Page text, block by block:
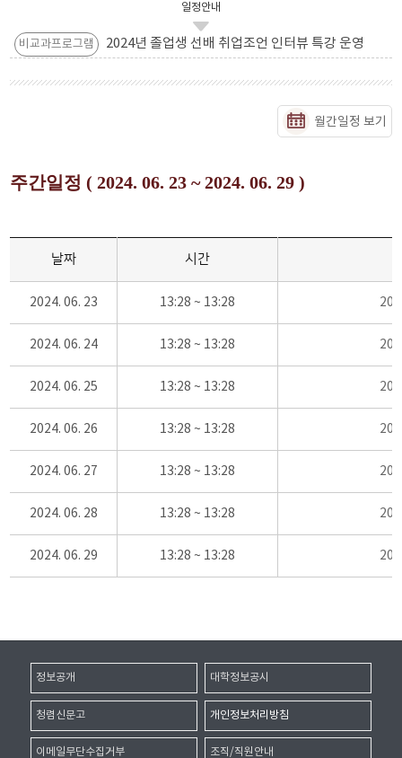
일정안내
비교과프로그램 2024년 졸업생 선배 취업조언 인터뷰 특강 운영
월간일정 보기
주간일정 ( 2024. 06. 23 ~ 2024. 06. 29 )
날짜 시간
2024. 06. 23 13:28 ~ 13:28
2024. 06. 24 13:28 ~ 13:28
2024. 06. 25 13:28 ~ 13:28
2024. 06. 26 13:28 ~ 13:28
2024. 06. 27 13:28 ~ 13:28
2024. 06. 28 13:28 ~ 13:28
2024. 06. 29 13:28 ~ 13:28
정보공개 대학정보공시
청렴신문고 개인정보처리방침
이메일무단수집거부 조직/직원안내